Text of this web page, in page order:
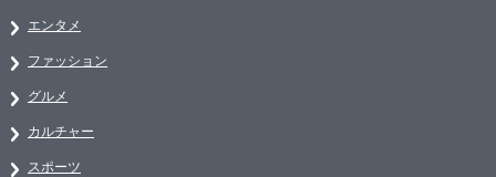
エンタメ
ファッション
グルメ
カルチャー
スポーツ